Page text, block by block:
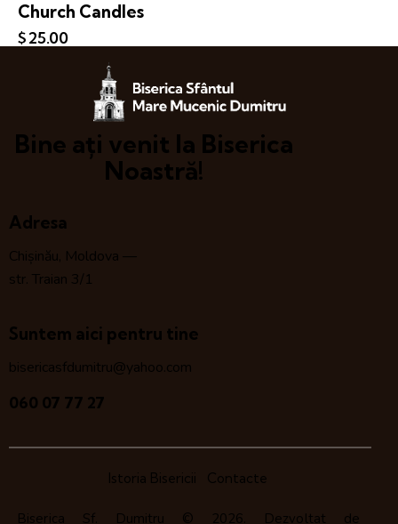
Church Candles
$25.00
Bine ați venit la Biserica
Noastră!
Adresa
Chișinău, Moldova —
str. Traian 3/1
Suntem aici pentru tine
bisericasfdumitru@yahoo.com
060 07 77 27
Istoria Bisericii Contacte
Biserica Sf. Dumitru © 2026. Dezvoltat de